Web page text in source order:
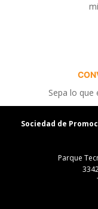
Sepa lo que
Sociedad de
Parque